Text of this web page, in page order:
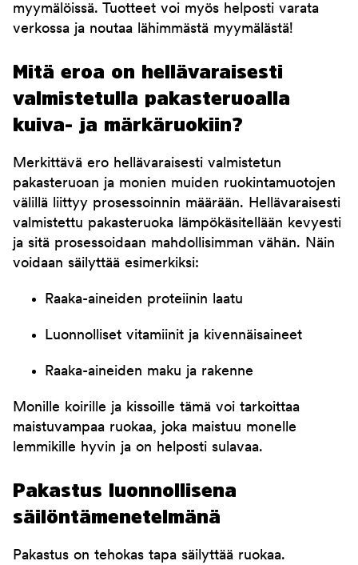
myymälöissä. Tuotteet voi myös helposti varata
verkossa ja noutaa lähimmästä myymälästä!
Mitä eroa on hellävaraisesti
valmistetulla pakasteruoalla
kuiva- ja märkäruokiin?
Merkittävä ero hellävaraisesti valmistetun
pakasteruoan ja monien muiden ruokintamuotojen
välillä liittyy prosessoinnin määrään. Hellävaraisesti
valmistettu pakasteruoka lämpökäsitellään kevyesti
ja sitä prosessoidaan mahdollisimman vähän. Näin
voidaan säilyttää esimerkiksi:
Raaka-aineiden proteiinin laatu
Luonnolliset vitamiinit ja kivennäisaineet
Raaka-aineiden maku ja rakenne
Monille koirille ja kissoille tämä voi tarkoittaa
maistuvampaa ruokaa, joka maistuu monelle
lemmikille hyvin ja on helposti sulavaa.
Pakastus luonnollisena
säilöntämenetelmänä
Pakastus on tehokas tapa säilyttää ruokaa.